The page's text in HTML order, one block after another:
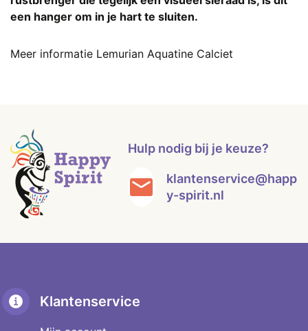
een hanger om in je hart te sluiten.
Meer informatie Lemurian Aquatine Calciet
Hulp nodig bij je keuze?
klantenservice@happ
y-spirit.nl
Klantenservice